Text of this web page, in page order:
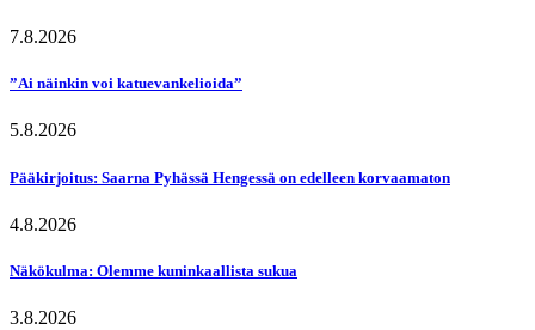
7.8.2026
”Ai näinkin voi katuevankelioida”
5.8.2026
Pääkirjoitus: Saarna Pyhässä Hengessä on edelleen korvaamaton
4.8.2026
Näkökulma: Olemme kuninkaallista sukua
3.8.2026